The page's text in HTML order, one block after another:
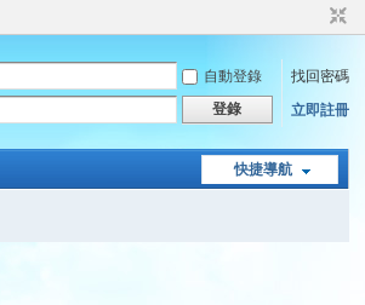
自動登錄
找回密碼
登錄 立即註冊
快捷導航